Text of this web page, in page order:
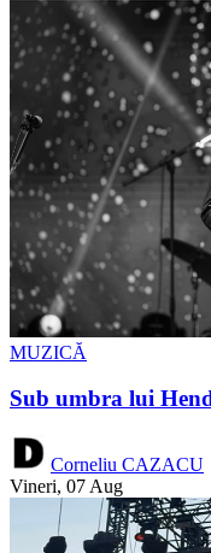
MUZICĂ
Sub umbra lui
Corneliu CAZACU
Vineri, 07 Aug